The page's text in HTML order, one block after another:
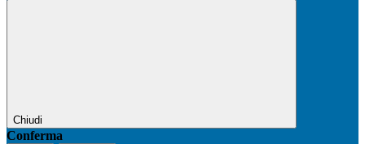
Chiudi
Conferma